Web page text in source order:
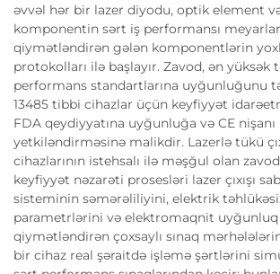
əvvəl hər bir lazer diyodu, optik element
komponentin sərt iş performansı
qiymətləndirən gələn komponentlərin
protokolları ilə başlayır. Zavod, ən yüksək
performans standartlarına uyğunluğunu
13485 tibbi cihazlar üçün keyfiyyət
FDA qeydiyyatına uyğunluğa və CE nişanı
yetkiləndirməsinə malikdir. Lazerlə tükü
cihazlarının istehsalı ilə məşğul olan
keyfiyyət nəzarəti prosesləri lazer çıxışı
sisteminin səmərəliliyini, elektrik
parametrlərini və elektromaqnit
qiymətləndirən çoxsaylı sınaq
bir cihaz real şəraitdə işləmə şərtlərini